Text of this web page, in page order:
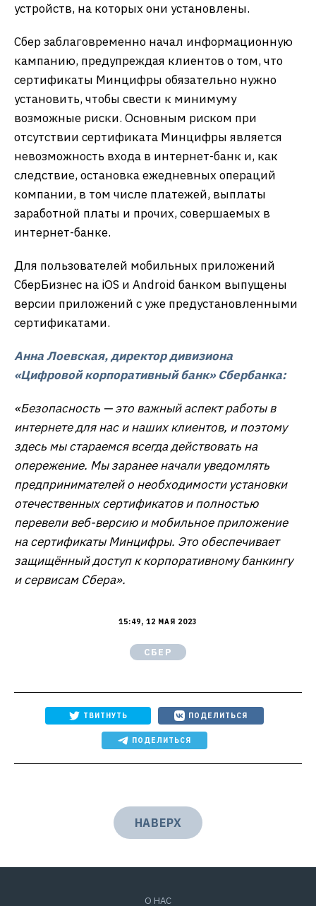
устройств, на которых они установлены.
Сбер заблаговременно начал информационную
кампанию, предупреждая клиентов о том, что
сертификаты Минцифры обязательно нужно
установить, чтобы свести к минимуму
возможные риски. Основным риском при
отсутствии сертификата Минцифры является
невозможность входа в интернет-банк и, как
следствие, остановка ежедневных операций
компании, в том числе платежей, выплаты
заработной платы и прочих, совершаемых в
интернет-банке.
Для пользователей мобильных приложений
СберБизнес на iOS и Android банком выпущены
версии приложений с уже предустановленными
сертификатами.
Анна Лоевская, директор дивизиона
«Цифровой корпоративный банк» Сбербанка:
«Безопасность — это важный аспект работы в
интернете для нас и наших клиентов, и поэтому
здесь мы стараемся всегда действовать на
опережение. Мы заранее начали уведомлять
предпринимателей о необходимости установки
отечественных сертификатов и полностью
перевели веб-версию и мобильное приложение
на сертификаты Минцифры. Это обеспечивает
защищённый доступ к корпоративному банкингу
и сервисам Сбера».
15:49, 12 МАЯ 2023
СБЕР
ТВИТНУТЬ ПОДЕЛИТЬСЯ
ПОДЕЛИТЬСЯ
НАВЕРХ
О НАС